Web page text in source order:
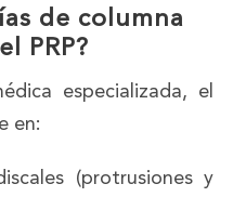
de columna
PRP?
especializada, el
en:
(protrusiones y